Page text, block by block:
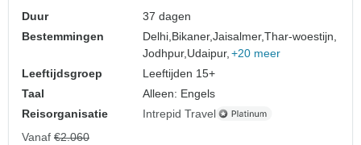
Duur
37 dagen
Bestemmingen
Delhi, Bikaner,Jaisalmer,Thar-woestijn,
Jodhpur, Udaipur, +20 meer
Leeftijdsgroep
Leeftijden 15+
Taal
Alleen: Engels
Reisorganisatie
Intrepid Travel
Vanaf €2.060